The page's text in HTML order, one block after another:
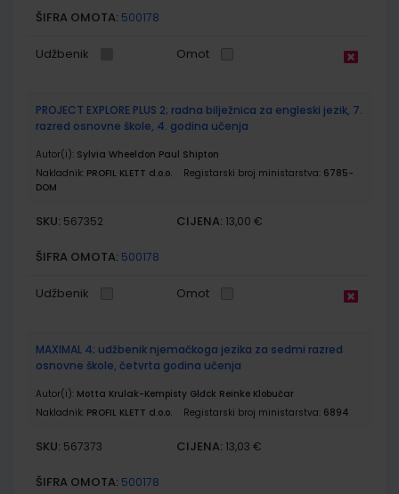
ŠIFRA OMOTA: 500178
Udžbenik Omot
PROJECT EXPLORE PLUS 2; radna bilježnica za engleski jezik, 7.
razred osnovne škole, 4. godina učenja
Autor(i): Sylvia Wheeldon Paul Shipton
Nakladnik: PROFIL KLETT d.o.o. Registarski broj ministarstva: 6785-
DOM
SKU: 567352 CIJENA: 13,00 €
ŠIFRA OMOTA: 500178
Udžbenik Omot
MAXIMAL 4; udžbenik njemačkoga jezika za sedmi razred
osnovne škole, četvrta godina učenja
Autor(i): Motta Krulak-Kempisty Glđck Reinke Klobučar
Nakladnik: PROFIL KLETT d.o.o. Registarski broj ministarstva: 6894
SKU: 567373 CIJENA: 13,03 €
ŠIFRA OMOTA: 500178